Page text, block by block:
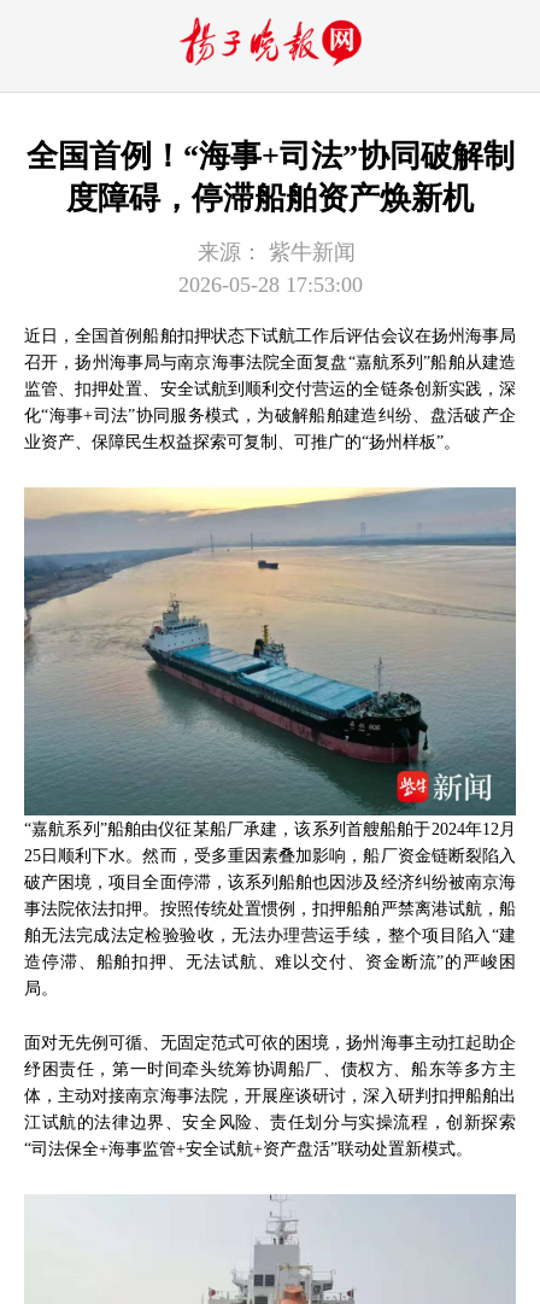
全国首例！“海事+司法”协同破解制
度障碍，停滞船舶资产焕新机
来源：
紫牛新闻
2026-05-28 17:53:00
近日，全国首例船舶扣押状态下试航工作后评估会议在扬州海事局
召开，扬州海事局与南京海事法院全面复盘“嘉航系列”船舶从建造
监管、扣押处置、安全试航到顺利交付营运的全链条创新实践，深
化“海事+司法”协同服务模式，为破解船舶建造纠纷、盘活破产企
业资产、保障民生权益探索可复制、可推广的“扬州样板”。
“嘉航系列”船舶由仪征某船厂承建，该系列首艘船舶于2024年12月
25日顺利下水。然而，受多重因素叠加影响，船厂资金链断裂陷入
破产困境，项目全面停滞，该系列船舶也因涉及经济纠纷被南京海
事法院依法扣押。按照传统处置惯例，扣押船舶严禁离港试航，船
舶无法完成法定检验验收，无法办理营运手续，整个项目陷入“建
造停滞、船舶扣押、无法试航、难以交付、资金断流”的严峻困
局。
面对无先例可循、无固定范式可依的困境，扬州海事主动扛起助企
纾困责任，第一时间牵头统筹协调船厂、债权方、船东等多方主
体，主动对接南京海事法院，开展座谈研讨，深入研判扣押船舶出
江试航的法律边界、安全风险、责任划分与实操流程，创新探索
“司法保全+海事监管+安全试航+资产盘活”联动处置新模式。